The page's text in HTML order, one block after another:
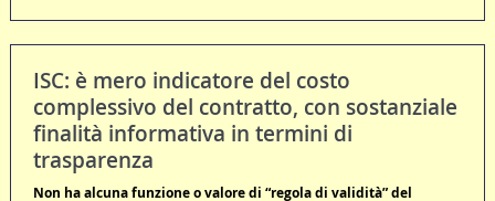
ISC: è mero indicatore del costo
complessivo del contratto, con sostanziale
finalità informativa in termini di
trasparenza
Non ha alcuna funzione o valore di “regola di validità” del